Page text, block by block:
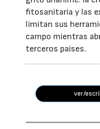
fitosanitaria y las
limitan sus
campo mientras
terceros países.
ver/